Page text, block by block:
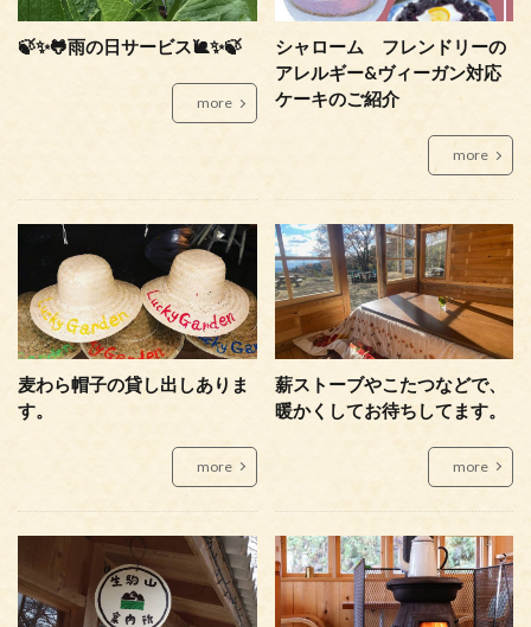
🍃✨🐸雨の日サービス🐌✨🍃
more
シャローム フレンドリーの
アレルギー&ヴィーガン対応
ケーキのご紹介
more
麦わら帽子の貸し出しありま
す。
more
薪ストーブやこたつなどで、
暖かくしてお待ちしてます。
more